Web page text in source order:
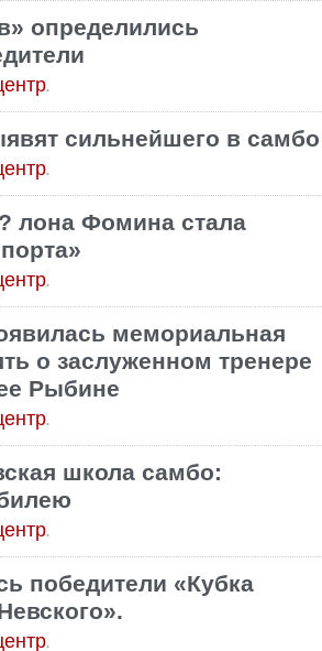
определились
.
сильнейшего в самбо
.
лона Фомина стала
.
мемориальная
о заслуженном тренере
Рыбине
.
школа самбо:
.
победители «Кубка
.